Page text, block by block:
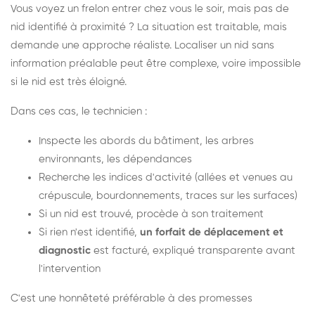
Vous voyez un frelon entrer chez vous le soir, mais pas de
nid identifié à proximité ? La situation est traitable, mais
demande une approche réaliste. Localiser un nid sans
information préalable peut être complexe, voire impossible
si le nid est très éloigné.
Dans ces cas, le technicien :
Inspecte les abords du bâtiment, les arbres
environnants, les dépendances
Recherche les indices d'activité (allées et venues au
crépuscule, bourdonnements, traces sur les surfaces)
Si un nid est trouvé, procède à son traitement
Si rien n'est identifié, un forfait de déplacement et
diagnostic est facturé, expliqué transparente avant
l'intervention
C'est une honnêteté préférable à des promesses